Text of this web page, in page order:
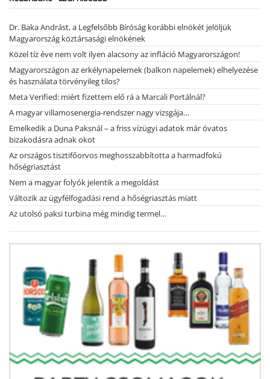
Dr. Baka Andrást, a Legfelsőbb Bíróság korábbi elnökét jelöljük
Magyarország köztársasági elnökének
Közel tíz éve nem volt ilyen alacsony az infláció Magyarországon!
Magyarországon az erkélynapelemek (balkon napelemek) elhelyezése
és használata törvényileg tilos?
Meta Verified: miért fizettem elő rá a Marcali Portálnál?
A magyar villamosenergia-rendszer nagy vizsgája…
Emelkedik a Duna Paksnál – a friss vízügyi adatok már óvatos
bizakodásra adnak okot
Az országos tisztifőorvos meghosszabbította a harmadfokú
hőségriasztást
Nem a magyar folyók jelentik a megoldást
Változik az ügyfélfogadási rend a hőségriasztás miatt
Az utolsó paksi turbina még mindig termel…